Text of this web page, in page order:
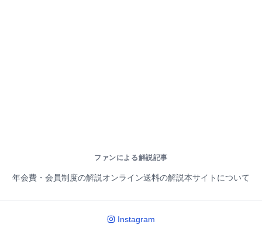
ファンによる解説記事
年会費・会員制度の解説オンライン送料の解説本サイトについて
Instagram